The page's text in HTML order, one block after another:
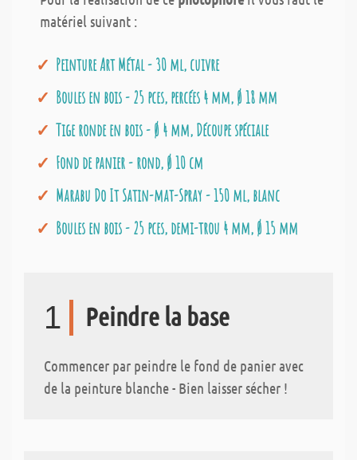
matériel suivant :
Peinture Art Métal - 30 ml, cuivre
Boules en bois - 25 pces, percées 4 mm, Ø 18 mm
Tige ronde en bois - Ø 4 mm, Découpe spéciale
Fond de panier - rond, Ø 10 cm
Marabu Do It Satin-mat-Spray - 150 ml, blanc
Boules en bois - 25 pces, demi-trou 4 mm, Ø 15 mm
1 Peindre la base
Commencer par peindre le fond de panier avec
de la peinture blanche - Bien laisser sécher !